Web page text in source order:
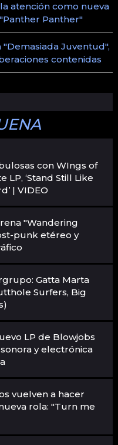
atención como nueva
Panther"
Juventud",
contenidas
con WIngs of
‘Stand Still Like
| VIDEO
"Wandering
punk etéreo y
Gatta Marta
Surfers, Big
LP de Blowjobs
y electrónica
vuelven a hacer
rola: "Turn me